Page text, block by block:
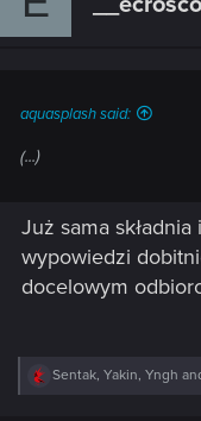
aquasplash said:
(...)
Już sama
wypowiedzi
docelowym
R
Sentak, Yakin, Yngh